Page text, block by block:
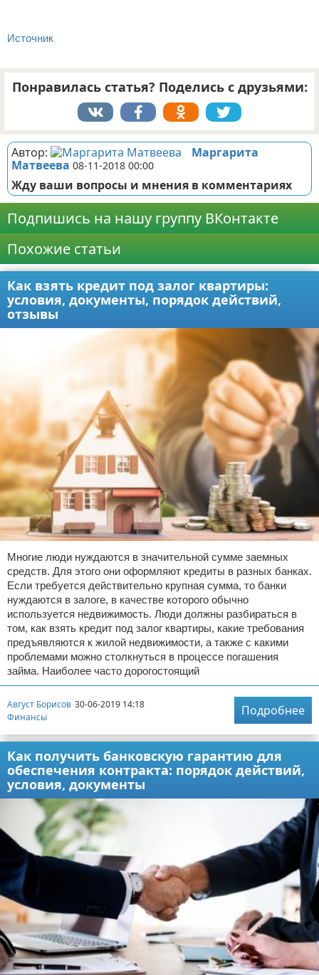
Источник
Понравилась статья? Поделись с друзьями:
Автор:
Маргарита
Матвеева 08-11-2018 00:00
Жду ваши вопросы и мнения в комментариях
Подпишись на нашу группу ВКонтакте
Похожие статьи
Как взять кредит под залог квартиры:
условия, документы, порядок действий,
отзывы
Многие люди нуждаются в значительной сумме заемных
средств. Для этого они оформляют кредиты в разных банках.
Если требуется действительно крупная сумма, то банки
нуждаются в залоге, в качестве которого обычно
используется недвижимость. Люди должны разбираться в
том, как взять кредит под залог квартиры, какие требования
предъявляются к жилой недвижимости, а также с какими
проблемами можно столкнуться в процессе погашения
займа. Наиболее часто дорогостоящий
Август Борисов 30-06-2019 14:18
Финансы
Подробнее
Как получить банковскую гарантию для
обеспечения контракта: порядок действий,
условия, документы